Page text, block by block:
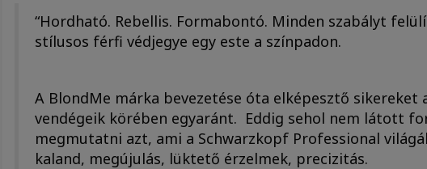
“Hordható. Rebellis. Formabontó. Minden szabályt
stílusos férfi védjegye egy este a színpadon.
A BlondMe márka bevezetése óta elképesztő sikereket
vendégeik körében egyaránt. Eddig sehol nem látott
megmutatni azt, ami a Schwarzkopf Professional
kaland, megújulás, lüktető érzelmek, precizitás.